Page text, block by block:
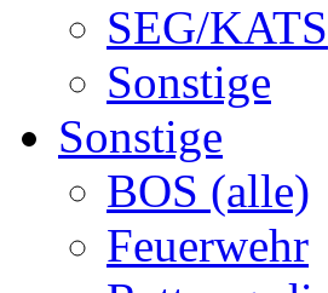
SEG/KATS
Sonstige
Sonstige
BOS (alle)
Feuerwehr